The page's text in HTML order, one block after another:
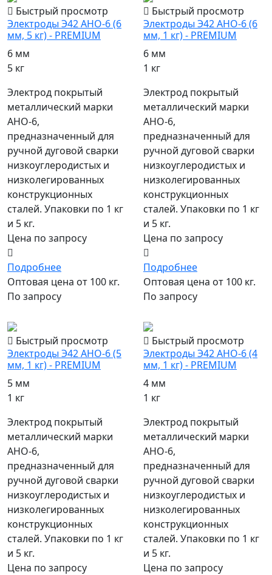
Быстрый просмотр
Электроды Э42 АНО-6 (6
мм, 5 кг) - PREMIUM
6 мм
5 кг
Электрод покрытый
металлический марки
АНО-6,
предназначенный для
ручной дуговой сварки
низкоуглеродистых и
низколегированных
конструкционных
сталей. Упаковки по 1 кг
и 5 кг.
Цена по запросу
Подробнее
Оптовая цена от 100 кг.
По запросу
Быстрый просмотр
Электроды Э42 АНО-6 (6
мм, 1 кг) - PREMIUM
6 мм
1 кг
Электрод покрытый
металлический марки
АНО-6,
предназначенный для
ручной дуговой сварки
низкоуглеродистых и
низколегированных
конструкционных
сталей. Упаковки по 1 кг
и 5 кг.
Цена по запросу
Подробнее
Оптовая цена от 100 кг.
По запросу
Быстрый просмотр
Электроды Э42 АНО-6 (5
мм, 1 кг) - PREMIUM
5 мм
1 кг
Электрод покрытый
металлический марки
АНО-6,
предназначенный для
ручной дуговой сварки
низкоуглеродистых и
низколегированных
конструкционных
сталей. Упаковки по 1 кг
и 5 кг.
Цена по запросу
Быстрый просмотр
Электроды Э42 АНО-6 (4
мм, 1 кг) - PREMIUM
4 мм
1 кг
Электрод покрытый
металлический марки
АНО-6,
предназначенный для
ручной дуговой сварки
низкоуглеродистых и
низколегированных
конструкционных
сталей. Упаковки по 1 кг
и 5 кг.
Цена по запросу